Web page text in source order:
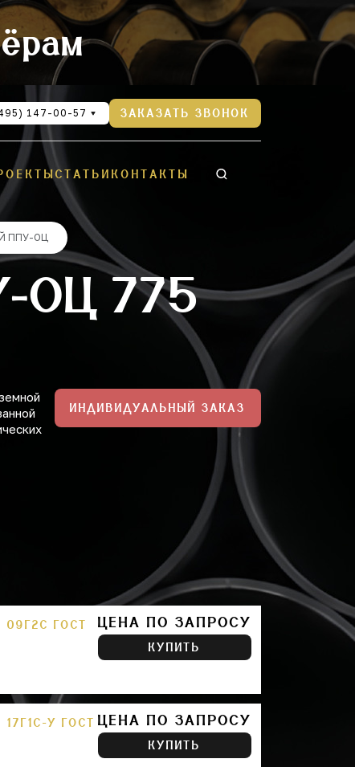
147-00-57 ЗАКАЗАТЬ ЗВОНОК
СТАТЬИ КОНТАКТЫ
ППУ-ОЦ
ОЦ 775
ИНДИВИДУАЛЬНЫЙ ЗАКАЗ
ГОСТ
ЦЕНА ПО ЗАПРОСУ
КУПИТЬ
У ГОСТ ЦЕНА ПО ЗАПРОСУ
КУПИТЬ